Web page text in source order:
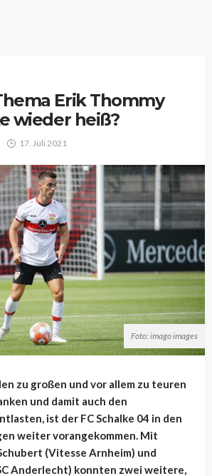
Erik Thommy
wieder heiß?
17. Juli 2021
Foto: imago images
zu großen und vor allem zu teuren
und damit auch den
ist der FC Schalke 04 in den
weiter vorangekommen. Mit
(Vitesse Arnheim) und
Anderlecht) konnten zwei weitere,